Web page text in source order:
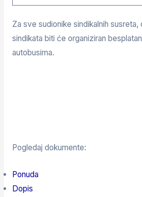
Za sve sudionike sindikalnih susreta,
sindikata biti će organiziran
autobusima.
Pogledaj dokumente:
Ponuda
Dopis